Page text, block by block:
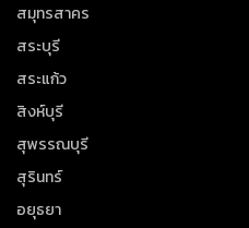
สมุทรสาคร
สระบุรี
สระแก้ว
สิงห์บุรี
สุพรรณบุรี
สุรินทร์
อยุธยา